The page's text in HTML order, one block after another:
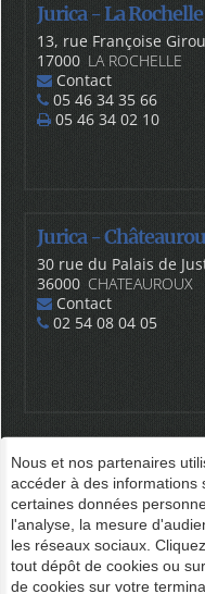
Jurica - La Rochelle
13, rue Françoise
17000 LA ROCHELLE
Contact
05 46 34 35 66
05 46 34 02 10
Jurica -
30 rue du Palais de
36000 CHATEAUROUX
Contact
02 54 08 04 05
Plan du site
Politique de
Nous et nos partenaires
accéder à des informations
certaines données
l'analyse, la mesure
les réseaux sociaux.
tout dépôt de cookies ou
de cookies sur votre